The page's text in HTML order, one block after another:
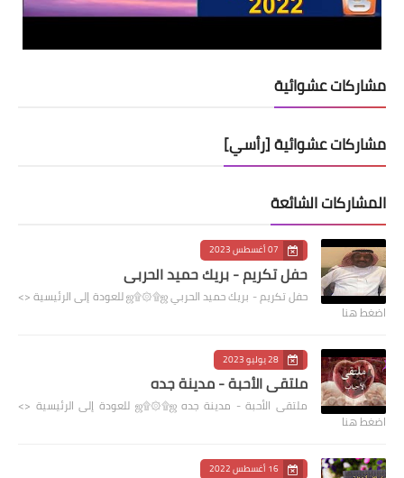
مشاركات عشوائية
مشاركات عشوائية [رأسي]
المشاركات الشائعة
07 أغسطس 2023
حفل تكريم - بريك حميد الحربي
حفل تكريم - بريك حميد الحربي ஜ۩۞۩ஜ للعودة إلى الرئيسية <>
اضغط هنا
28 يوليو 2023
ملتقى الأحبة - مدينة جده
ملتقى الأحبة - مدينة جده ஜ۩۞۩ஜ للعودة إلى الرئيسية <>
اضغط هنا
16 أغسطس 2022